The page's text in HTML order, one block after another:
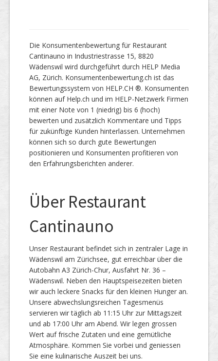
Die Konsumentenbewertung für Restaurant
Cantinauno in Industriestrasse 15, 8820
Wädenswil wird durchgeführt durch HELP Media
AG, Zürich. Konsumentenbewertung.ch ist das
Bewertungssystem von HELP.CH ®. Konsumenten
können auf Help.ch und im HELP-Netzwerk Firmen
mit einer Note von 1 (niedrig) bis 6 (hoch)
bewerten und zusätzlich Kommentare und Tipps
für zukünftige Kunden hinterlassen. Unternehmen
können sich so durch gute Bewertungen
positionieren und Konsumenten profitieren von
den Erfahrungsberichten anderer.
Über Restaurant
Cantinauno
Unser Restaurant befindet sich in zentraler Lage in
Wädenswil am Zürichsee, gut erreichbar über die
Autobahn A3 Zürich-Chur, Ausfahrt Nr. 36 –
Wädenswil. Neben den Hauptspeisezeiten bieten
wir auch leckere Snacks für den kleinen Hunger an.
Unsere abwechslungsreichen Tagesmenüs
servieren wir täglich ab 11:15 Uhr zur Mittagszeit
und ab 17:00 Uhr am Abend. Wir legen grossen
Wert auf frische Zutaten und eine gemütliche
Atmosphäre. Kommen Sie vorbei und geniessen
Sie eine kulinarische Auszeit bei uns.